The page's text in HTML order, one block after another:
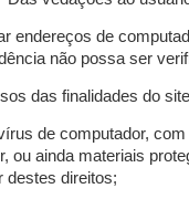
endereços de
não possa ser
das finalidades do
de computador,
ou ainda materiais
destes direitos;